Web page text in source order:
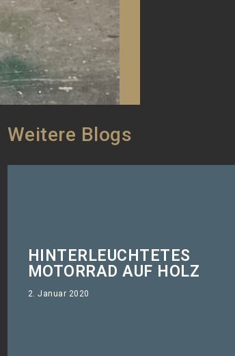
Weitere Blogs
HINTERLEUCHTETES
MOTORRAD AUF HOLZ
2. Januar 2020
Die Panhead als hinterleuchtetes Bild
im Wohnzimmer.